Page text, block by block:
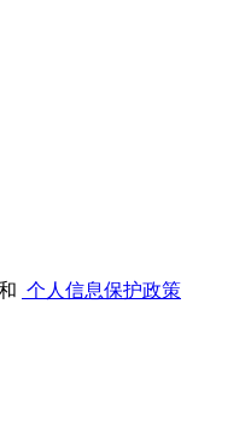
个人信息保护政策